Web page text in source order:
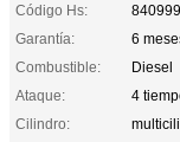
Código Hs:
Garantía:
6
Combustible:
Diesel
Ataque:
4
Cilindro: